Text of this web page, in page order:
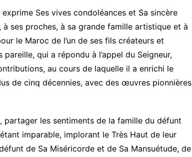
Ses vives condoléances et Sa sincère
ses proches, à sa grande famille artistique et à
le Maroc de l’un de ses fils créateurs et
qui a répondu à l’appel du Seigneur,
au cours de laquelle il a enrichi le
de cinq décennies, avec des œuvres pionnières
partager les sentiments de la famille du défunt
imparable, implorant le Très Haut de leur
de Sa Miséricorde et de Sa Mansuétude, de